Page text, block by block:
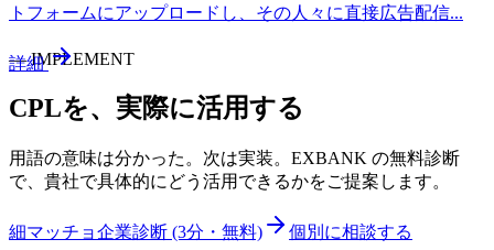
トフォームにアップロードし、その人々に直接広告配信...
詳細
—IMPLEMENT
CPLを、実際に活用する
用語の意味は分かった。次は実装。EXBANK の無料診断
で、貴社で具体的にどう活用できるかをご提案します。
細マッチョ企業診断 (3分・無料) 個別に相談する